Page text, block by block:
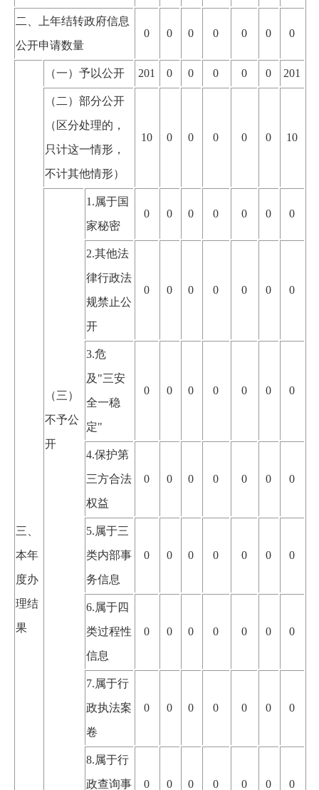
二、上年结转政府信息
公开申请数量
0 0 0 0 0 0 0
三、
本年
度办
理结
果
（一）予以公开 201 0 0 0 0 0 201
（二）部分公开
（区分处理的，
只计这一情形，
不计其他情形）
10 0 0 0 0 0 10
（三）
不予公
开
1.属于国
家秘密
0 0 0 0 0 0 0
2.其他法
律行政法
规禁止公
开
0 0 0 0 0 0 0
3.危
及"三安
全一稳
定"
0 0 0 0 0 0 0
4.保护第
三方合法
权益
0 0 0 0 0 0 0
5.属于三
类内部事
务信息
0 0 0 0 0 0 0
6.属于四
类过程性
信息
0 0 0 0 0 0 0
7.属于行
政执法案
卷
0 0 0 0 0 0 0
8.属于行
政查询事
0 0 0 0 0 0 0